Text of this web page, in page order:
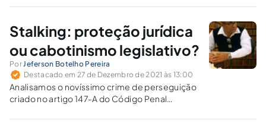
instrumentos e técnicas especiais de
Stalking: proteção jurídica
ou cabotinismo legislativo?
Por Jeferson Botelho Pereira
Destacado em 27 de Dezembro de 2021 às 13:00
Analisamos o novíssimo crime de perseguição
criado no artigo 147-A do Código Penal